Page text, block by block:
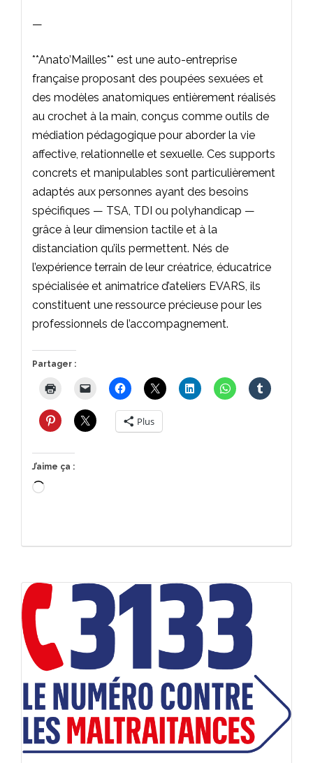
—
**Anato’Mailles** est une auto-entreprise
française proposant des poupées sexuées et
des modèles anatomiques entièrement réalisés
au crochet à la main, conçus comme outils de
médiation pédagogique pour aborder la vie
affective, relationnelle et sexuelle. Ces supports
concrets et manipulables sont particulièrement
adaptés aux personnes ayant des besoins
spécifiques — TSA, TDI ou polyhandicap —
grâce à leur dimension tactile et à la
distanciation qu’ils permettent. Nés de
l’expérience terrain de leur créatrice, éducatrice
spécialisée et animatrice d’ateliers EVARS, ils
constituent une ressource précieuse pour les
professionnels de l’accompagnement.
Partager :
Plus
J’aime ça :
Chargement…